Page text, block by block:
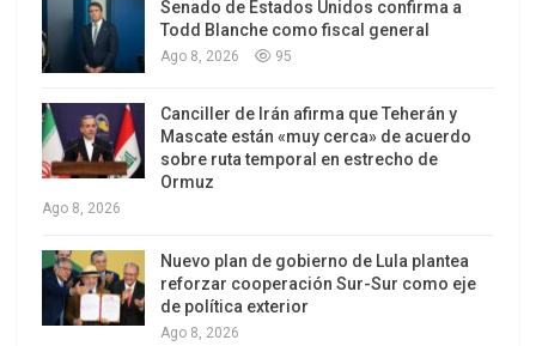
contra Irak. Tampoco lo es la declaración del
embajador israelí en EE.UU. el día después de la
adelante hacia Damasco y Teherán”. ¿No se nos
permite que lo refutemos? El ataque y el
asesinato de jóvenes palestinos en Gaza y otros
sitios están perfectamente bien, ¿verdad?
Las críticas de Günter Grass fueron muy
moderadas. Se concentró en el belicismo israelí
con respecto a Irán. Podría haber dicho mucho
Senado de Estados Unidos confirma a
Todd Blanche como fiscal general
Ago 8, 2026 95
Canciller de Irán afirma que Teherán y
Mascate están «muy cerca» de acuerdo
sobre ruta temporal en estrecho de
Ormuz
Ago 8, 2026
Nuevo plan de gobierno de Lula plantea
reforzar cooperación Sur-Sur como eje
de política exterior
Ago 8, 2026